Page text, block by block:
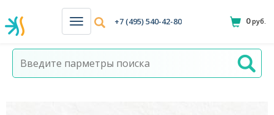
Н
а
в
и
+7 (495) 540-42-80 0руб.